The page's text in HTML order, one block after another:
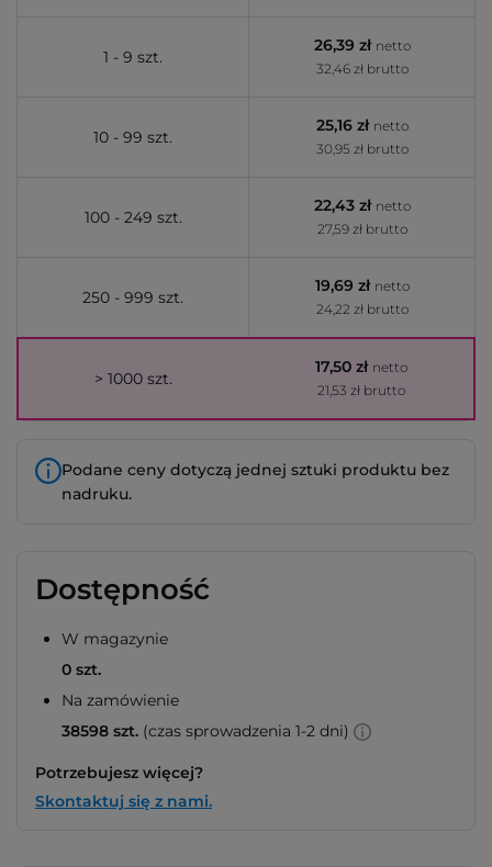
1 - 9 szt.
26,39 zł netto
32,46 zł brutto
10 - 99 szt.
25,16 zł netto
30,95 zł brutto
100 - 249 szt.
22,43 zł netto
27,59 zł brutto
250 - 999 szt.
19,69 zł netto
24,22 zł brutto
> 1000 szt.
17,50 zł netto
21,53 zł brutto
Podane ceny dotyczą jednej sztuki produktu bez
nadruku.
Dostępność
W magazynie
0 szt.
Na zamówienie
38598 szt. (czas sprowadzenia 1-2 dni)
Potrzebujesz więcej?
Skontaktuj się z nami.